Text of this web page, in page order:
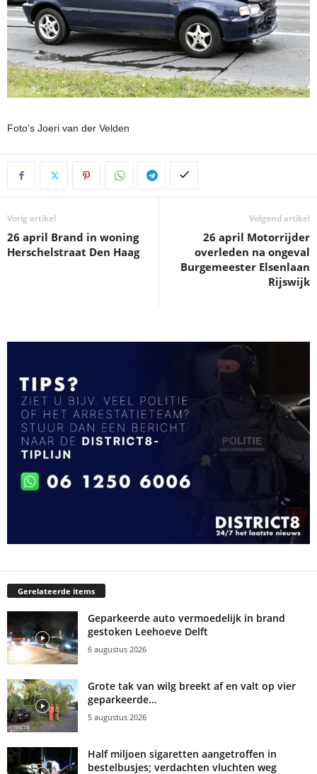
Foto’s Joeri van der Velden
Vorig artikel
26 april Brand in woning
Herschelstraat Den Haag
Volgend artikel
26 april Motorrijder
overleden na ongeval
Burgemeester Elsenlaan
Rijswijk
Gerelateerde items
Geparkeerde auto vermoedelijk in brand
gestoken Leehoeve Delft
6 augustus 2026
Grote tak van wilg breekt af en valt op vier
geparkeerde...
5 augustus 2026
Half miljoen sigaretten aangetroffen in
bestelbusjes; verdachten vluchten weg